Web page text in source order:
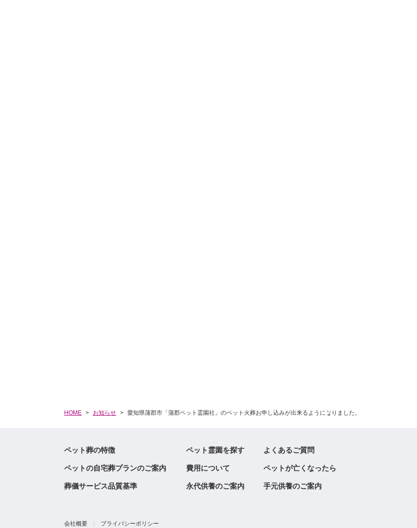
HOME お知らせ 愛知県蒲郡市「蒲郡ペット霊園社」のペット火葬お申し込みが出来るようになりました。
ペット葬の特徴 ペット霊園を探す よくあるご質問
ペットの自宅葬プランのご案内 費用について ペットが亡くなったら
葬儀サービス品質基準 永代供養のご案内 手元供養のご案内
会社概要 プライバシーポリシー